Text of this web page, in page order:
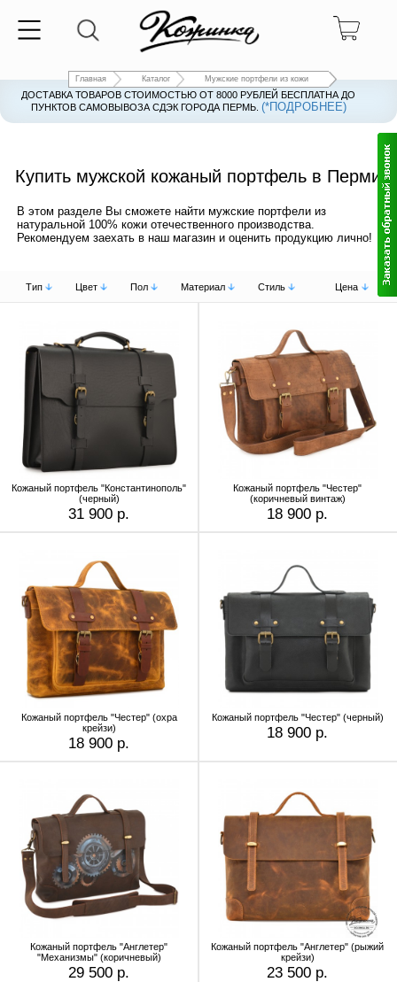
Главная Каталог Мужские портфели из кожи
ДОСТАВКА ТОВАРОВ СТОИМОСТЬЮ ОТ 8000 РУБЛЕЙ БЕСПЛАТНА ДО
ПУНКТОВ САМОВЫВОЗА СДЭК ГОРОДА ПЕРМЬ. (*ПОДРОБНЕЕ)
Купить мужской кожаный портфель в Перми
В этом разделе Вы сможете найти мужские портфели из
натуральной 100% кожи отечественного производства.
Рекомендуем заехать в наш магазин и оценить продукцию лично!
Тип Цвет Пол Материал Стиль Цена
Кожаный портфель "Константинополь"
(черный)
31 900 р.
Кожаный портфель "Честер"
(коричневый винтаж)
18 900 р.
Кожаный портфель "Честер" (охра
крейзи)
18 900 р.
Кожаный портфель "Честер" (черный)
18 900 р.
Кожаный портфель "Англетер"
"Механизмы" (коричневый)
29 500 р.
Кожаный портфель "Англетер" (рыжий
крейзи)
23 500 р.